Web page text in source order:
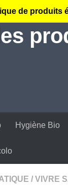
de produits
Hygiène Bio
/ VIVRE